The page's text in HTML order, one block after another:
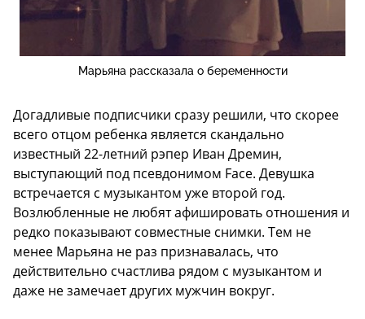
Марьяна рассказала о беременности
Догадливые подписчики сразу решили, что скорее
всего отцом ребенка является скандально
известный 22-летний рэпер Иван Дремин,
выступающий под псевдонимом Face. Девушка
встречается с музыкантом уже второй год.
Возлюбленные не любят афишировать отношения и
редко показывают совместные снимки. Тем не
менее Марьяна не раз признавалась, что
действительно счастлива рядом с музыкантом и
даже не замечает других мужчин вокруг.